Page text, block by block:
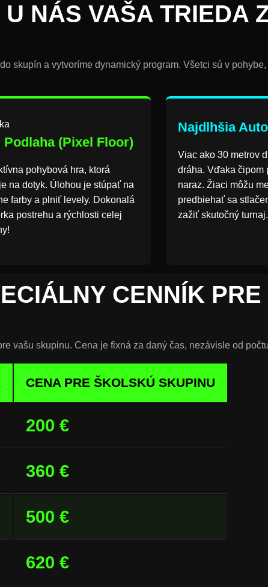
U NÁS VAŠA TRIEDA
skupín a vytvoríme dynamický program. Všetci sú v
Podlaha (Pixel Floor)
pohybová hra, ktorá
na dotyk. Úlohou je stúpať na
farby a plniť levely. Dokonalá
postrehu a rýchlosti celej
Najdlhšia
Viac ako 30 metrov
dráha. Vďaka čipom
naraz. Žiaci môžu
predbiehať sa
zažiť skutočný turnaj.
CENNÍK PRE
vašu skupinu. Cena je fixná za daný čas, nezávisle od
CENA PRE ŠKOLSKÚ SKUPINU
200 €
360 €
500 €
620 €